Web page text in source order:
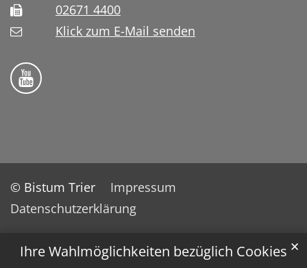
Ihre Wahlmöglichkeiten bezüglich Cookies ✕
02671 4400
Klick zum E-Mail senden
Bistum Trier auf YouTube
© Bistum Trier
Impressum
Datenschutzerklärung